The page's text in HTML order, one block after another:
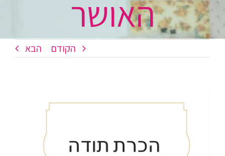
האושר
הקודם הבא
בתמונה